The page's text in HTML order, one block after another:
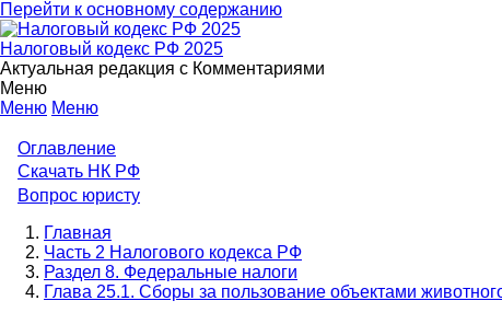
Перейти к основному содержанию
Налоговый кодекс РФ 2025
Актуальная редакция с Комментариями
Меню
Меню Меню
Оглавление
Скачать НК РФ
Вопрос юристу
Главная
Часть 2 Налогового кодекса РФ
Раздел 8. Федеральные налоги
Глава 25.1. Сборы за пользование объектами